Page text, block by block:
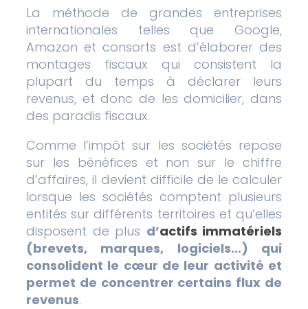
La méthode de grandes entreprises
internationales telles que Google,
Amazon et consorts est d’élaborer des
montages fiscaux qui consistent la
plupart du temps à déclarer leurs
revenus, et donc de les domicilier, dans
des paradis fiscaux.
Comme l’impôt sur les sociétés repose
sur les bénéfices et non sur le chiffre
d’affaires, il devient difficile de le calculer
lorsque les sociétés comptent plusieurs
entités sur différents territoires et qu’elles
disposent de plus d’actifs immatériels
(brevets, marques, logiciels…) qui
consolident le cœur de leur activité et
permet de concentrer certains flux de
revenus.